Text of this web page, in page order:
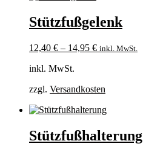
Stützfußgelenk
12,40 € – 14,95 € inkl. MwSt.
inkl. MwSt.
zzgl. Versandkosten
Stützfußhalterung